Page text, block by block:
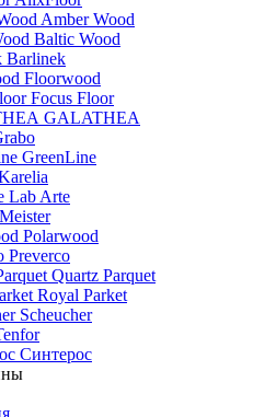
Amber Wood
Baltic Wood
Barlinek
Floorwood
Focus Floor
GALATHEA
GreenLine
Lab Arte
Polarwood
Preverco
Quartz Parquet
Royal Parket
Scheucher
Синтерос